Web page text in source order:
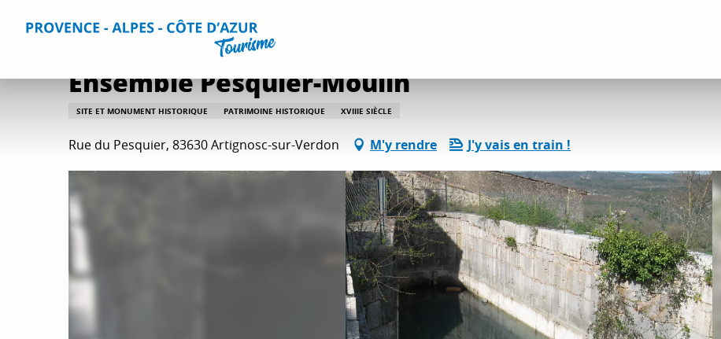
Accueil Que faire ? Culture et patrimoine
Ensemble Pesquier-Moulin
SITE ET MONUMENT HISTORIQUE PATRIMOINE HISTORIQUE XVIIIE SIÈCLE
Rue du Pesquier, 83630 Artignosc-sur-Verdon M'y rendre J'y vais en train !